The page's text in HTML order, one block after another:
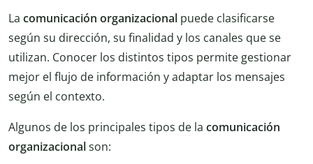
La comunicación organizacional puede clasificarse
según su dirección, su finalidad y los canales que se
utilizan. Conocer los distintos tipos permite gestionar
mejor el flujo de información y adaptar los mensajes
según el contexto.
Algunos de los principales tipos de la comunicación
organizacionalson: